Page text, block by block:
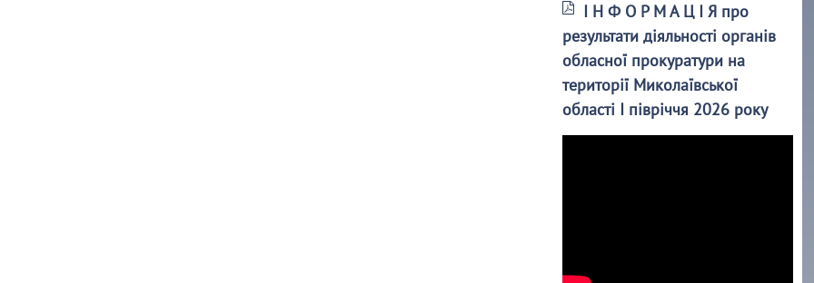
І Н Ф О Р М А Ц І Я про
результати діяльності органів
обласної прокуратури на
території Миколаївської
області І півріччя 2026 року